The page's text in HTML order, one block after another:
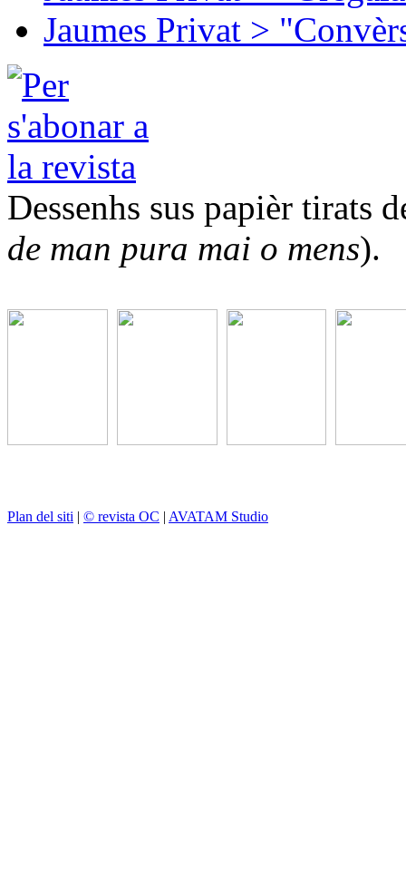
Jaumes Privat >
Dessenhs sus papièr tirats
de man pura mai o mens).
Plan del siti | © revista OC | AVATAM Studio